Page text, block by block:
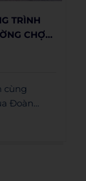
TRÌNH
CHỢ
cùng
Đoàn
cho
cộng
lan tỏa tinh
áp.